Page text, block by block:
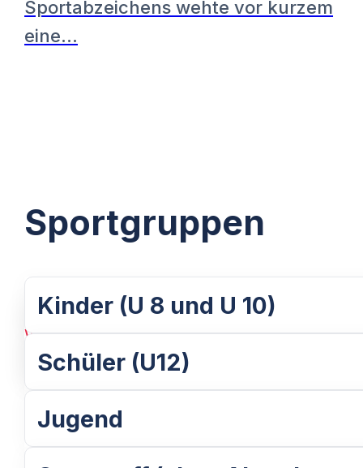
Sportabzeichens wehte vor kurzem
eine…
Weiterlesen
Sportgruppen
Kinder (U 8 und U 10)
Schüler (U12)
Jugend